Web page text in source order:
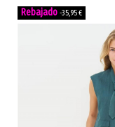
-35,95 €